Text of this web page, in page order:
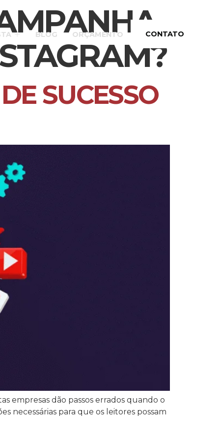
BLOG ORÇAMENTO CONTATO
SUCESSO
empresas dão passos errados quando o
necessárias para que os leitores possam